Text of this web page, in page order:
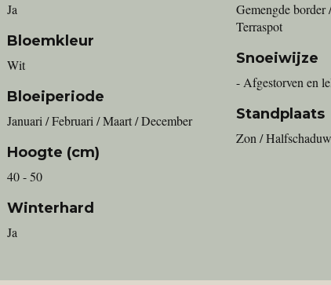
Ja
Bloemkleur
Wit
Bloeiperiode
Januari / Februari / Maart / December
Hoogte (cm)
40 - 50
Winterhard
Ja
Gemengde
Terraspot
Snoeiwijze
- Afgestorven en
Standplaats
Zon / Halfschaduw